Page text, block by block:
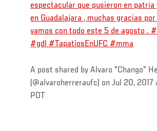
espectacular que pusieron en patria
en Guadalajara , muchas gracias por
vamos con todo este 5 de agosto .
#gdl #TapatiosEnUFC #mma
A post shared by Alvaro "Chango"
(@alvaroherreraufc) on Jul 20, 2017
PDT